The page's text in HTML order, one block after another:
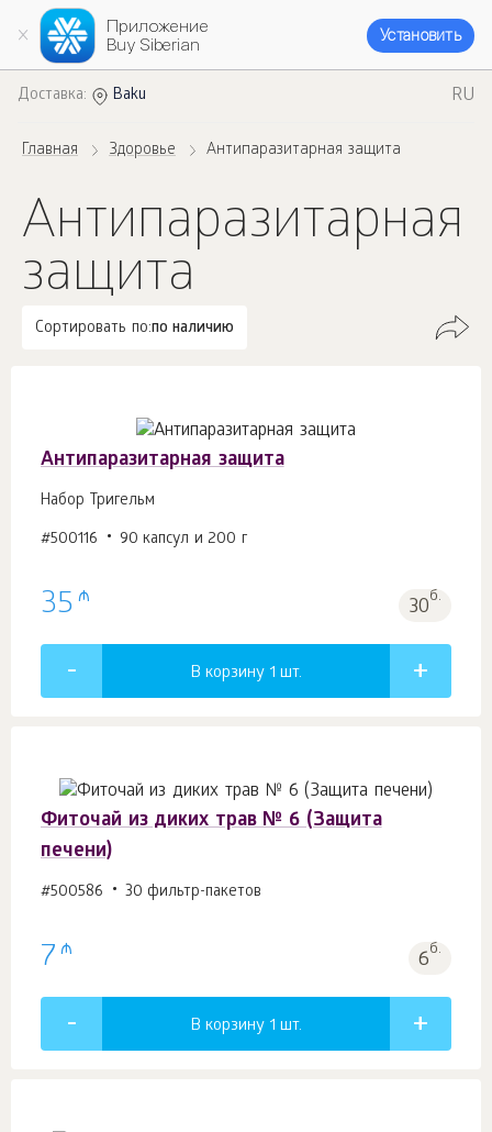
Приложение
Buy Siberian
Установить
Доставка: Baku RU
Главная Здоровье Антипаразитарная защита
Антипаразитарная
защита
Сортировать по:по наличию
Антипаразитарная защита
Набор Тригельм
#500116 90 капсул и 200 г
35 ₼ 30б.
В корзину 1 шт.
Фиточай из диких трав № 6 (Защита
печени)
#500586 30 фильтр-пакетов
7 ₼ 6б.
В корзину 1 шт.